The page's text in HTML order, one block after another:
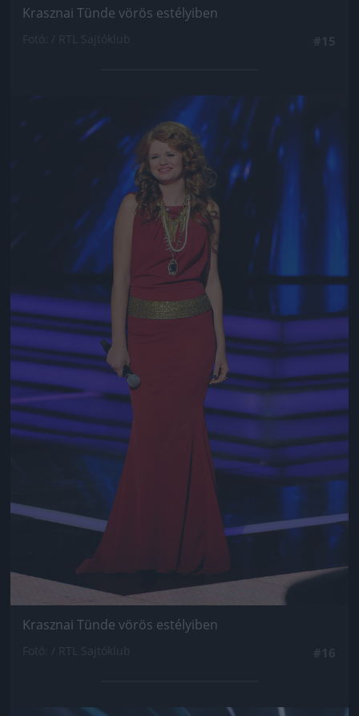
Krasznai Tünde vörös estélyiben
Jön még kép!
Krasznai Tünde vörös estélyiben